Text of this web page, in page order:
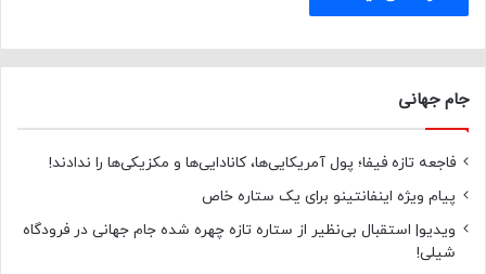
جام جهانی
فاجعه تازه فیفا؛ پول آمریکایی‌ها، کانادایی‌ها و مکزیکی‌ها را ندادند!
پیام ویژه اینفانتینو برای یک ستاره خاص
ویدیو| استقبال بی‌نظیر از ستاره تازه چهره شده جام جهانی در فرودگاه
شیلی!